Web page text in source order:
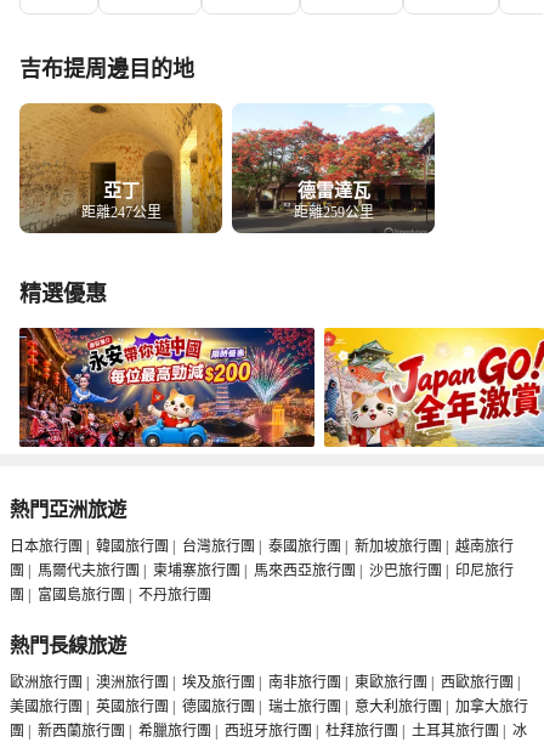
吉布提周邊目的地
亞丁
距離247公里
德雷達瓦
距離259公里
精選優惠
熱門亞洲旅遊
日本旅行團 | 韓國旅行團 | 台灣旅行團 | 泰國旅行團 | 新加坡旅行團 | 越南旅行
團 | 馬爾代夫旅行團 | 柬埔寨旅行團 | 馬來西亞旅行團 | 沙巴旅行團 | 印尼旅行
團 | 富國島旅行團 | 不丹旅行團
熱門長線旅遊
歐洲旅行團 | 澳洲旅行團 | 埃及旅行團 | 南非旅行團 | 東歐旅行團 | 西歐旅行團 |
美國旅行團 | 英國旅行團 | 德國旅行團 | 瑞士旅行團 | 意大利旅行團 | 加拿大旅行
團 | 新西蘭旅行團 | 希臘旅行團 | 西班牙旅行團 | 杜拜旅行團 | 土耳其旅行團 | 冰